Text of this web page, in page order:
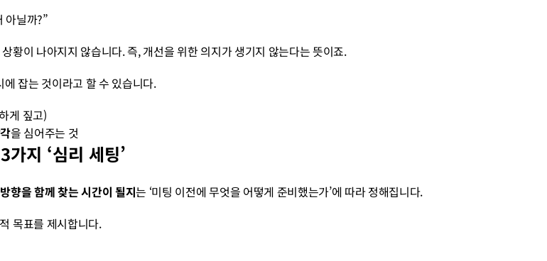
아닐까?”
황이 나아지지 않습니다. 즉, 개선을 위한 의지가 생기지 않는다는 뜻이죠.
잡는 것이라고 할 수 있습니다.
게 짚고)
을 심어주는 것
지 ‘심리 세팅’
향을 함께 찾는 시간이 될지는 ‘미팅 이전에 무엇을 어떻게 준비했는가’에 따라 정해집니다.
목표를 제시합니다.